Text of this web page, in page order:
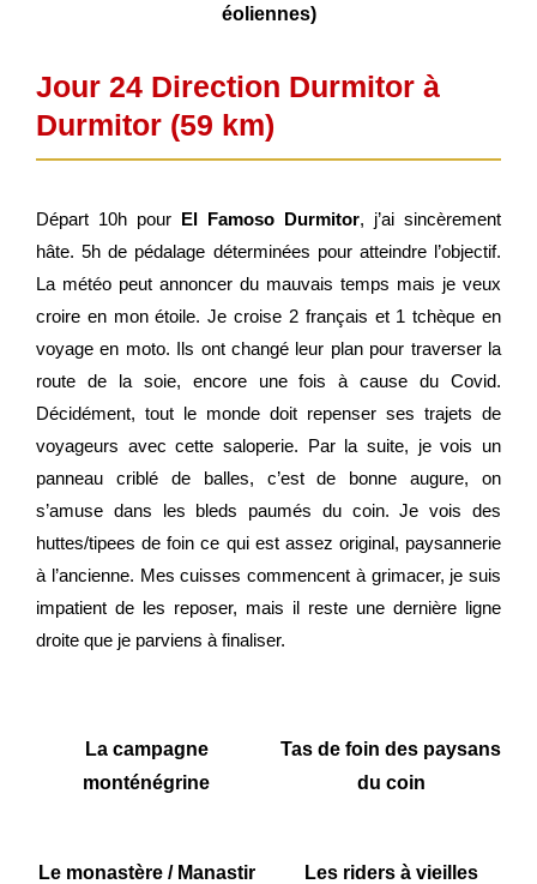
éoliennes)
Jour 24 Direction Durmitor à
Durmitor (59 km)
Départ 10h pour El Famoso Durmitor, j’ai sincèrement
hâte. 5h de pédalage déterminées pour atteindre l’objectif.
La météo peut annoncer du mauvais temps mais je veux
croire en mon étoile. Je croise 2 français et 1 tchèque en
voyage en moto. Ils ont changé leur plan pour traverser la
route de la soie, encore une fois à cause du Covid.
Décidément, tout le monde doit repenser ses trajets de
voyageurs avec cette saloperie. Par la suite, je vois un
panneau criblé de balles, c’est de bonne augure, on
s’amuse dans les bleds paumés du coin. Je vois des
huttes/tipees de foin ce qui est assez original, paysannerie
à l’ancienne. Mes cuisses commencent à grimacer, je suis
impatient de les reposer, mais il reste une dernière ligne
droite que je parviens à finaliser.
La campagne
monténégrine
Tas de foin des paysans
du coin
Le monastère / Manastir
Les riders à vieilles